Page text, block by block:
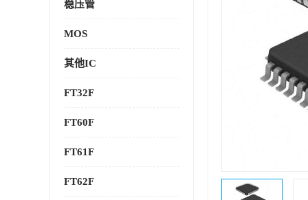
稳压管
MOS
其他IC
FT32F
FT60F
FT61F
FT62F